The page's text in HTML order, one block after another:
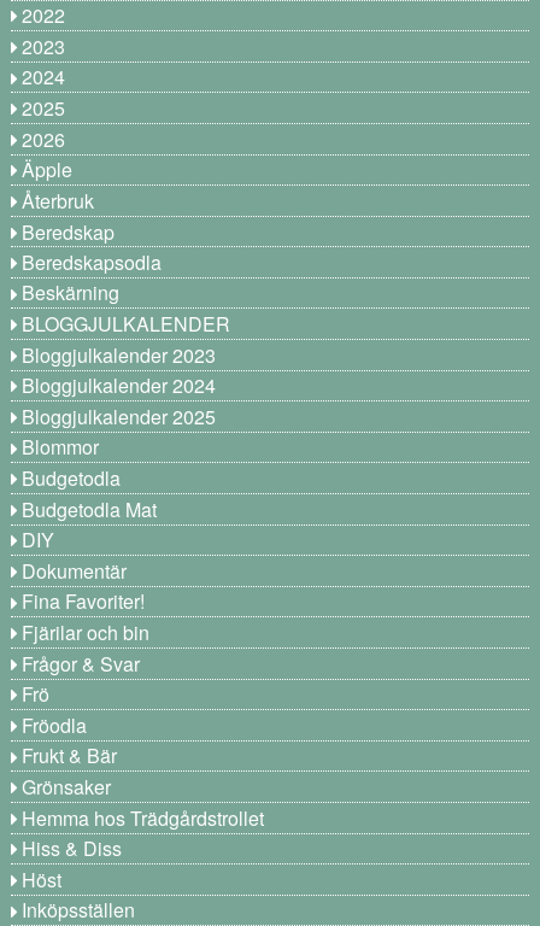
2022
2023
2024
2025
2026
Äpple
Återbruk
Beredskap
Beredskapsodla
Beskärning
BLOGGJULKALENDER
Bloggjulkalender 2023
Bloggjulkalender 2024
Bloggjulkalender 2025
Blommor
Budgetodla
Budgetodla Mat
DIY
Dokumentär
Fina Favoriter!
Fjärilar och bin
Frågor & Svar
Frö
Fröodla
Frukt & Bär
Grönsaker
Hemma hos Trädgårdstrollet
Hiss & Diss
Höst
Inköpsställen